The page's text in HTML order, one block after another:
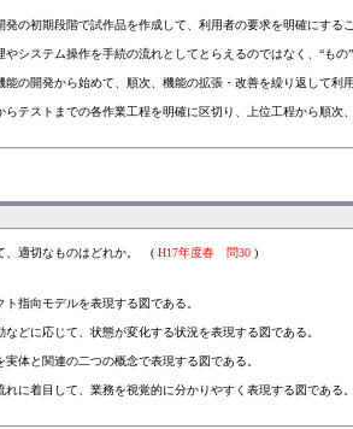
発の初期段階で試作品を作成して、利用者の要求を明確にする
やシステム操作を手続の流れとしてとらえるのではなく、“も
能の開発から始めて、順次、機能の拡張・改善を繰り返して利
らテストまでの各作業工程を明確に区切り、上位工程から順次
、適切なものはどれか。 ( H17年度春 問30 )
ト指向モデルを表現する図である。
などに応じて、状態が変化する状況を表現する図である。
実体と関連の二つの概念で表現する図である。
れに着目して、業務を視覚的に分かりやすく表現する図である